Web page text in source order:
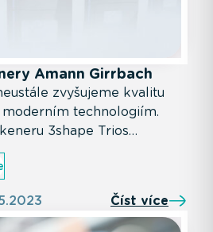
Amann Girrbach
zvyšujeme kvalitu
technologiím.
3shape Trios
pořídili i zbrusu novou
Girrbach. Tato
při výrobě zubních náhrad.
Číst více